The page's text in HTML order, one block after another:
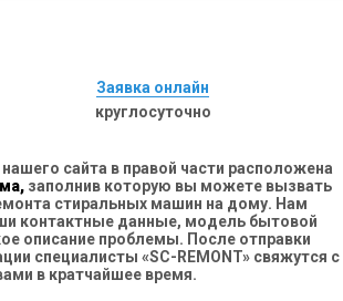
Заявка онлайн
круглосуточно
нашего сайта в правой части расположена
заполнив которую вы можете вызвать
стиральных машин на дому. Нам
контактные данные, модель бытовой
описание проблемы. После отправки
специалисты «SC-REMONT» свяжутся с
в кратчайшее время.